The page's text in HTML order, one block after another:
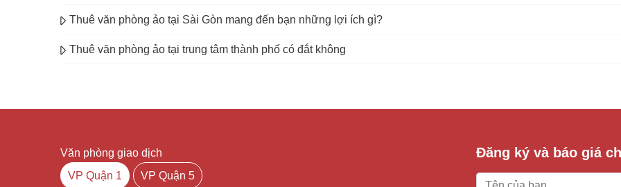
Thuê văn phòng ảo tại Sài Gòn mang đến bạn những lợi ích gì?
Thuê văn phòng ảo tại trung tâm thành phố có đắt không
Văn phòng giao dịch
VP Quận 1
VP Quận 5
Đăng ký và báo giá